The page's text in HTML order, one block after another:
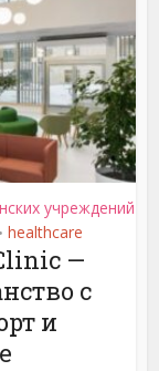
учреждений
• healthcare
—
с
и